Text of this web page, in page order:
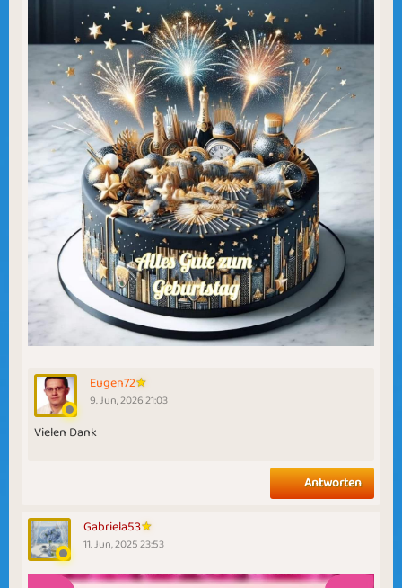
Eugen72
9. Jun, 2026 21:03
Vielen Dank
Antworten
Gabriela53
11. Jun, 2025 23:53